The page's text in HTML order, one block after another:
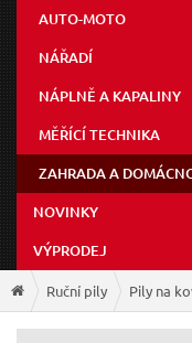
AUTO-MOTO
NÁŘADÍ
NÁPLNĚ A KAPALINY
MĚŘÍCÍ TECHNIKA
ZAHRADA A
NOVINKY
VÝPRODEJ
Ruční pily Pily na